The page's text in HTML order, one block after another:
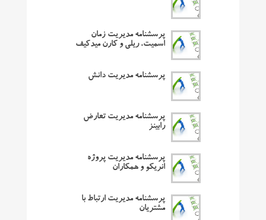
پرسشنامه مدیریت زمان
اسمیت، ریلی و کارن میدکیف
پرسشنامه مدیریت دانش
پرسشنامه مدیریت تعارض
رابینز
پرسشنامه مدیریت پروژه
انریکو و همکاران
پرسشنامه مدیریت ارتباط با
مشتریان